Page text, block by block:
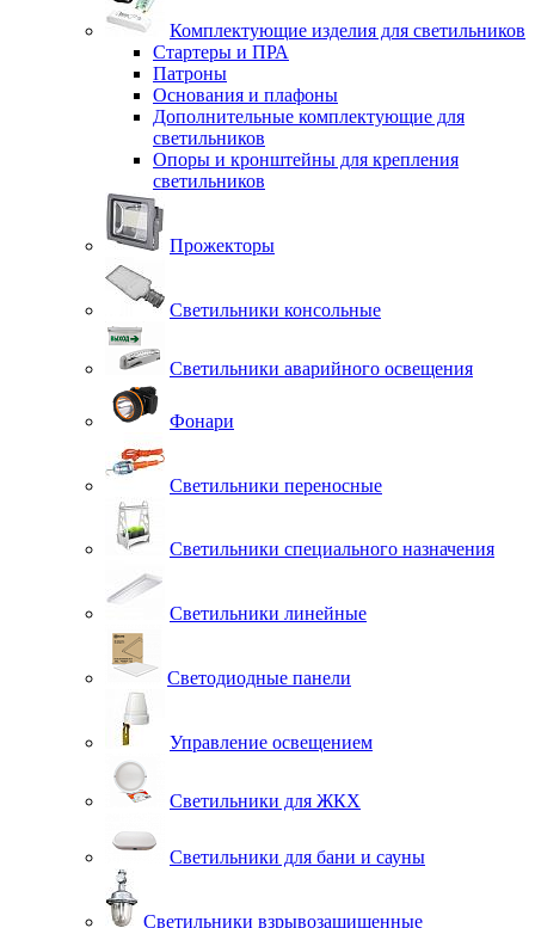
Комплектующие изделия для светильников
Стартеры и ПРА
Патроны
Основания и плафоны
Дополнительные комплектующие для
светильников
Опоры и кронштейны для крепления
светильников
Прожекторы
Светильники консольные
Светильники аварийного освещения
Фонари
Светильники переносные
Светильники специального назначения
Светильники линейные
Светодиодные панели
Управление освещением
Светильники для ЖКХ
Светильники для бани и сауны
Светильники взрывозащищенные